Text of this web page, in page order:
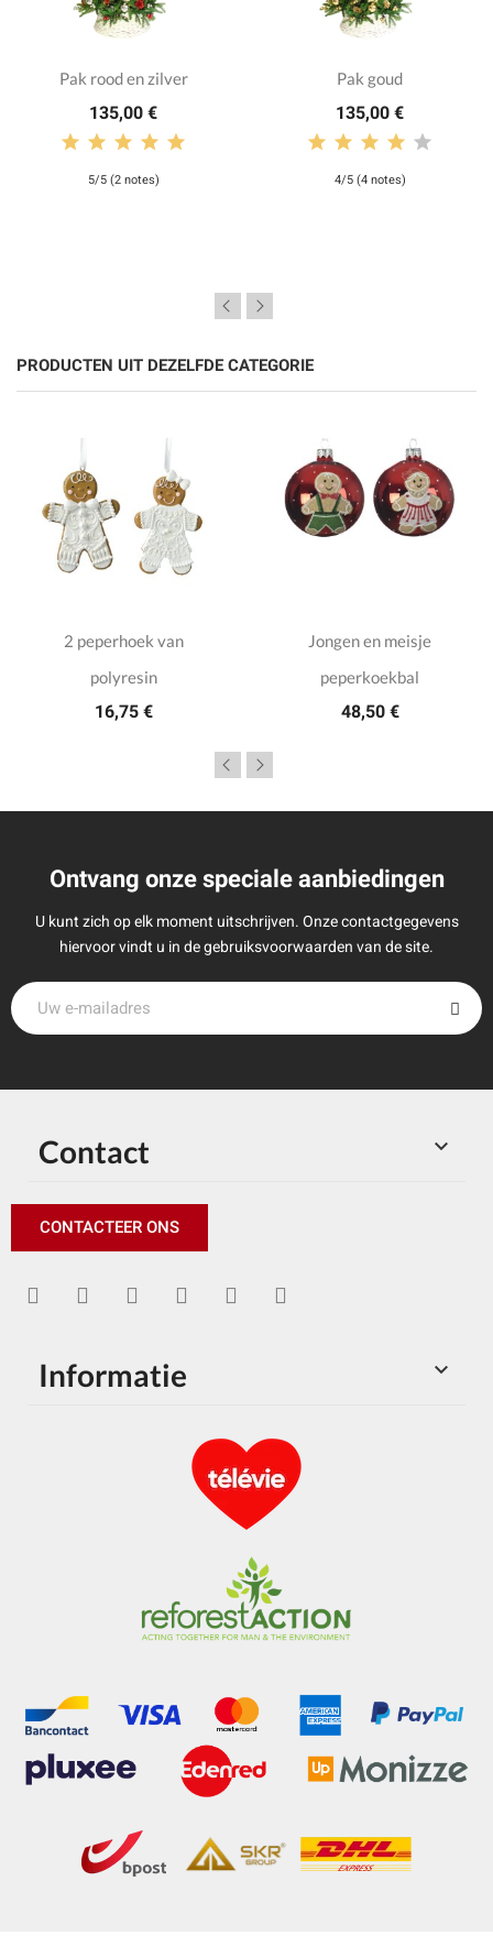
Pak rood en zilver
135,00 €
5/5 (2 notes)
Pak goud
135,00 €
4/5 (4 notes)
PRODUCTEN UIT DEZELFDE CATEGORIE
2 peperhoek van
polyresin
16,75 €
Jongen en meisje
peperkoekbal
48,50 €
Ontvang onze speciale aanbiedingen
U kunt zich op elk moment uitschrijven. Onze contactgegevens
hiervoor vindt u in de gebruiksvoorwaarden van de site.

Contact
CONTACTEER ONS

Informatie